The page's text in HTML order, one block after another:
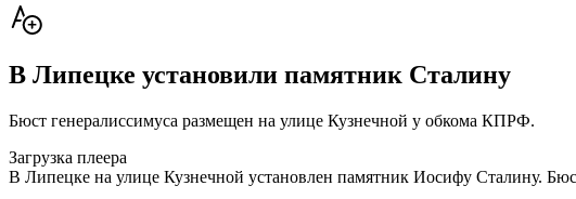
В Липецке установили памятник Сталину
Бюст генералиссимуса размещен на улице Кузнечной у обкома КПРФ.
Загрузка плеера
В Липецке на улице Кузнечной установлен памятник Иосифу Сталину.